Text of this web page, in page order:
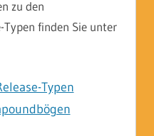
zu den
Typen finden Sie unter
Typen